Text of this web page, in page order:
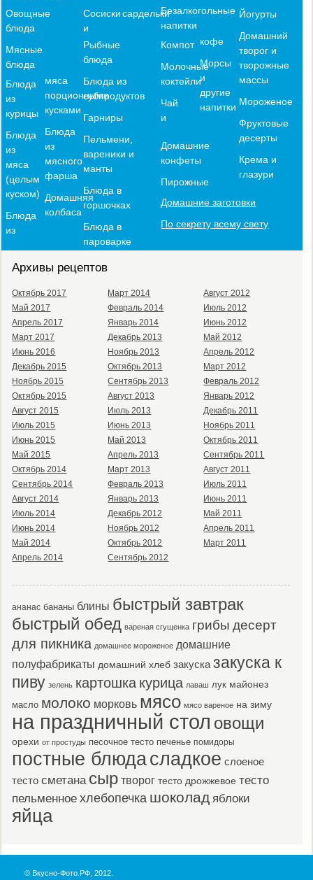
Овощные
блюда
Мясные
блюда
Блюда
из
курицы
Блюда
из
мяса
(целым
куском)
Блюда
из
мяса
порционными
кусками
Блюда
из
мясного
фарша
Домашняя
колбаса
Сосиски
и
сардельки
Рыбные
блюда
Блюда из
субпродуктов
Гарниры
Пельмени,
вареники и
манты
Блюда в
горшочках
Блюда в
пароварке
Безалкогольные
напитки
Компот
Молочные
коктейли
Чай
и
кофе
Морсы
и
другие
напитки
Домашние
конфеты
Пирожные
Йогурты
Домашний
творог и
творожные
массы
Мороженое
Фруктовые
десерты
Крема и
глазури
Домашние заготовки
По секрету всему свету
Архивы рецептов
Октябрь 2017
Май 2017
Апрель 2017
Март 2017
Июнь 2016
Декабрь 2015
Ноябрь 2015
Октябрь 2015
Август 2015
Июль 2015
Июнь 2015
Май 2015
Октябрь 2014
Сентябрь 2014
Август 2014
Июль 2014
Июнь 2014
Май 2014
Апрель 2014
Март 2014
Февраль 2014
Январь 2014
Декабрь 2013
Ноябрь 2013
Октябрь 2013
Сентябрь 2013
Август 2013
Июль 2013
Июнь 2013
Май 2013
Апрель 2013
Март 2013
Февраль 2013
Январь 2013
Декабрь 2012
Ноябрь 2012
Октябрь 2012
Сентябрь 2012
Август 2012
Июль 2012
Июнь 2012
Май 2012
Апрель 2012
Март 2012
Февраль 2012
Январь 2012
Декабрь 2011
Ноябрь 2011
Октябрь 2011
Сентябрь 2011
Август 2011
Июль 2011
Июнь 2011
Май 2011
Апрель 2011
Март 2011
ананас бананы блины быстрый завтрак
быстрый обед вареная сгущенка грибы десерт
для пикника домашнее мороженое домашние
полуфабрикаты домашний хлеб закуска закуска к
пиву зелень картошка курица лаваш лук майонез
масло молоко морковь мясо мясо вареное на зиму
на праздничный стол овощи
орехи от простуды песочное тесто печенье помидоры
постные блюдасладкое слоеное
тесто сметана сыр творог тесто дрожжевое тесто
пельменное хлебопечка шоколад яблоки
яйца
© Вкусно-Фото.РФ, 2012.